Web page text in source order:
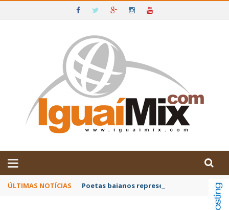
IGUAÍ E SUDOESTE DA BAHIA
ÚLTIMAS NOTÍCIAS Poetas baianos representam o Brasil no